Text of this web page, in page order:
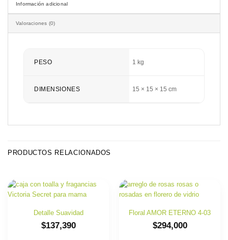
Información adicional
Valoraciones (0)
PESO 1 kg
DIMENSIONES 15 × 15 × 15 cm
PRODUCTOS RELACIONADOS
Detalle Suavidad
$137,390
Floral AMOR ETERNO 4-03
$294,000